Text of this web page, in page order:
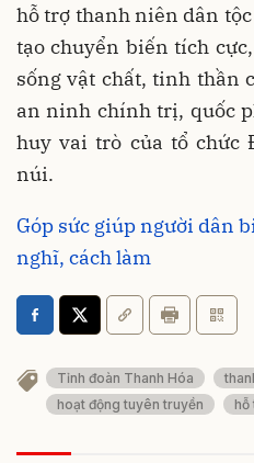
hỗ trợ thanh niên dân
tạo chuyển biến tích
sống vật chất, tinh thần
an ninh chính trị, quốc
huy vai trò của tổ chức
núi.
Góp sức giúp người dân
nghĩ, cách làm
Tỉnh đoàn Thanh Hóa
hoạt động tuyên truyền
hỗ